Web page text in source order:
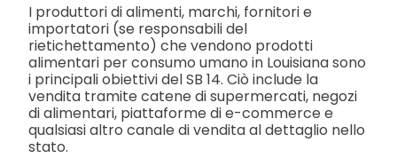
I produttori di alimenti, marchi, fornitori e
importatori (se responsabili del
rietichettamento) che vendono prodotti
alimentari per consumo umano in Louisiana sono
i principali obiettivi del SB 14. Ciò include la
vendita tramite catene di supermercati, negozi
di alimentari, piattaforme di e-commerce e
qualsiasi altro canale di vendita al dettaglio nello
stato.